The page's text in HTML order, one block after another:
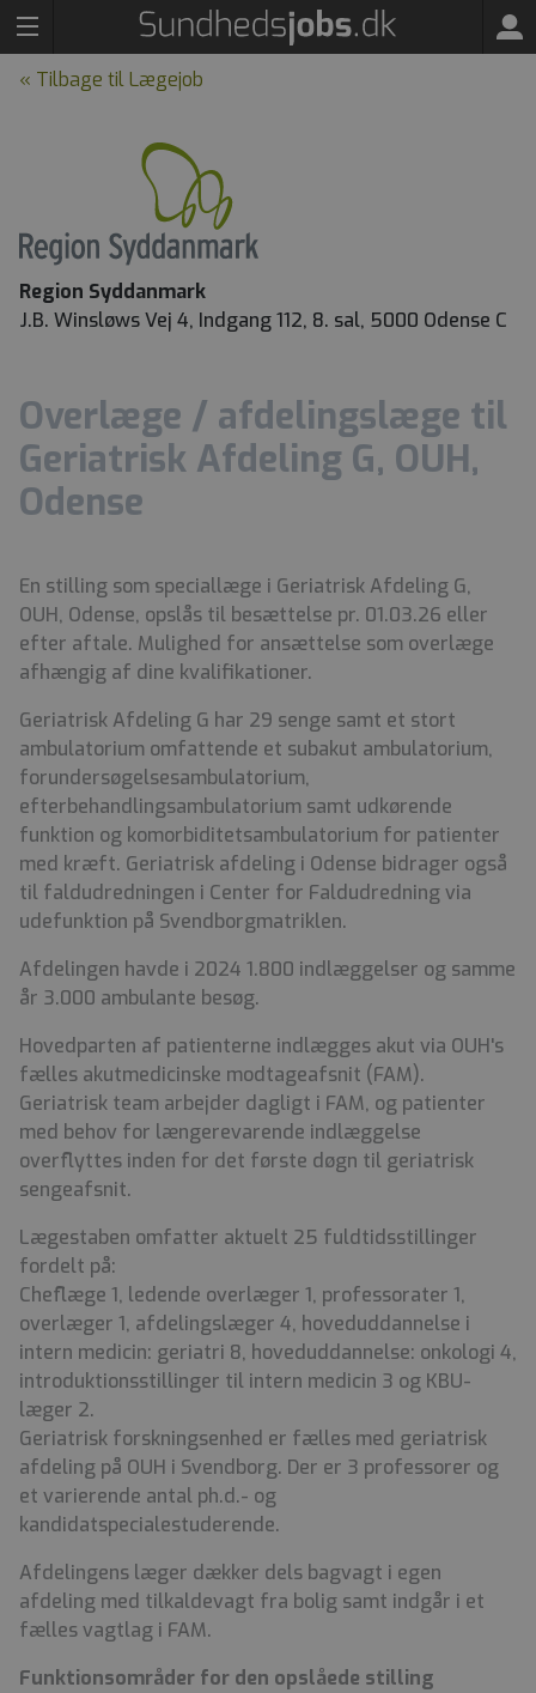
« Tilbage til Lægejob
Region Syddanmark
J.B. Winsløws Vej 4, Indgang 112, 8. sal, 5000 Odense C
Overlæge / afdelingslæge til
Geriatrisk Afdeling G, OUH,
Odense
En stilling som speciallæge i Geriatrisk Afdeling G,
OUH, Odense, opslås til besættelse pr. 01.03.26 eller
efter aftale. Mulighed for ansættelse som overlæge
afhængig af dine kvalifikationer.
Geriatrisk Afdeling G har 29 senge samt et stort
ambulatorium omfattende et subakut ambulatorium,
forundersøgelsesambulatorium,
efterbehandlingsambulatorium samt udkørende
funktion og komorbiditetsambulatorium for patienter
med kræft. Geriatrisk afdeling i Odense bidrager også
til faldudredningen i Center for Faldudredning via
udefunktion på Svendborgmatriklen.
Afdelingen havde i 2024 1.800 indlæggelser og samme
år 3.000 ambulante besøg.
Hovedparten af patienterne indlægges akut via OUH's
fælles akutmedicinske modtageafsnit (FAM).
Geriatrisk team arbejder dagligt i FAM, og patienter
med behov for længerevarende indlæggelse
overflyttes inden for det første døgn til geriatrisk
sengeafsnit.
Lægestaben omfatter aktuelt 25 fuldtidsstillinger
fordelt på:
Cheflæge 1, ledende overlæger 1, professorater 1,
overlæger 1, afdelingslæger 4, hoveduddannelse i
intern medicin: geriatri 8, hoveduddannelse: onkologi 4,
introduktionsstillinger til intern medicin 3 og KBU-
læger 2.
Geriatrisk forskningsenhed er fælles med geriatrisk
afdeling på OUH i Svendborg. Der er 3 professorer og
et varierende antal ph.d.- og
kandidatspecialestuderende.
Afdelingens læger dækker dels bagvagt i egen
afdeling med tilkaldevagt fra bolig samt indgår i et
fælles vagtlag i FAM.
Funktionsområder for den opslåede stilling